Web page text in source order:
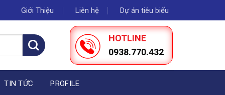
Giới Thiệu Liên hệ Dự án tiêu biểu
HOTLINE
0938.770.432
TIN TỨC PROFILE